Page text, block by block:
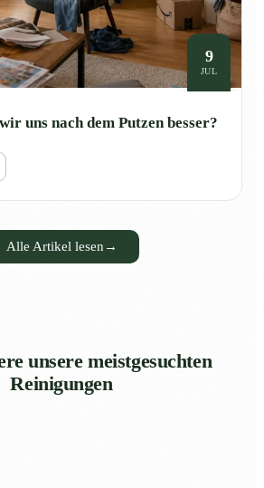
9
JUL
uns nach dem Putzen besser?
Alle Artikel lesen →
unsere meistgesuchten
Reinigungen